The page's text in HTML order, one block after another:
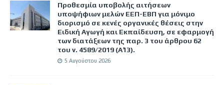
Προθεσμία υποβολής αιτήσεων
υποψήφιων μελών ΕΕΠ-ΕΒΠ για μόνιμο
διορισμό σε κενές οργανικές θέσεις στην
Ειδική Αγωγή και Εκπαίδευση, σε εφαρμογή
των διατάξεων της παρ. 3 του άρθρου 62
του ν. 4589/2019 (Α΄13).
5 Αυγούστου 2026